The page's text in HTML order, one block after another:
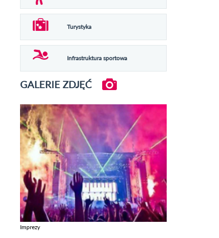
Turystyka
Infrastruktura sportowa
GALERIE ZDJĘĆ
Imprezy